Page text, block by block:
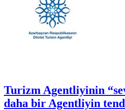
Turizm Agentliyinin
daha bir Agentliyin